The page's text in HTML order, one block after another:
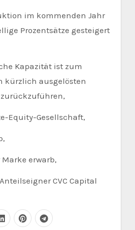
im kommenden Jahr
Prozentsätze gesteigert
Kapazität ist zum
kürzlich ausgelösten
Gesellschaft,
erwarb,
CVC Capital